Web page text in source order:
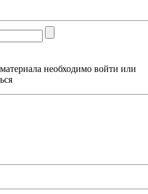
необходимо войти или